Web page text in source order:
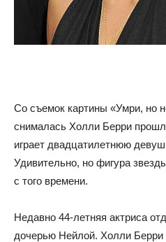
похудения
Со съемок картины «Умри, но
снималась Холли Берри
играет двадцатилетнюю
Удивительно, но фигура
с того времени.
Недавно 44-летняя актриса
дочерью Нейлой. Холли Берри